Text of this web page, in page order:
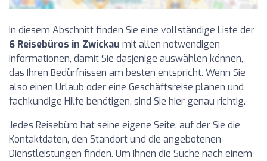
In diesem Abschnitt finden Sie eine vollständige Liste der
6 Reisebüros in Zwickau mit allen notwendigen
Informationen, damit Sie dasjenige auswählen können,
das Ihren Bedürfnissen am besten entspricht. Wenn Sie
also einen Urlaub oder eine Geschäftsreise planen und
fachkundige Hilfe benötigen, sind Sie hier genau richtig.
Jedes Reisebüro hat seine eigene Seite, auf der Sie die
Kontaktdaten, den Standort und die angebotenen
Dienstleistungen finden. Um Ihnen die Suche nach einem